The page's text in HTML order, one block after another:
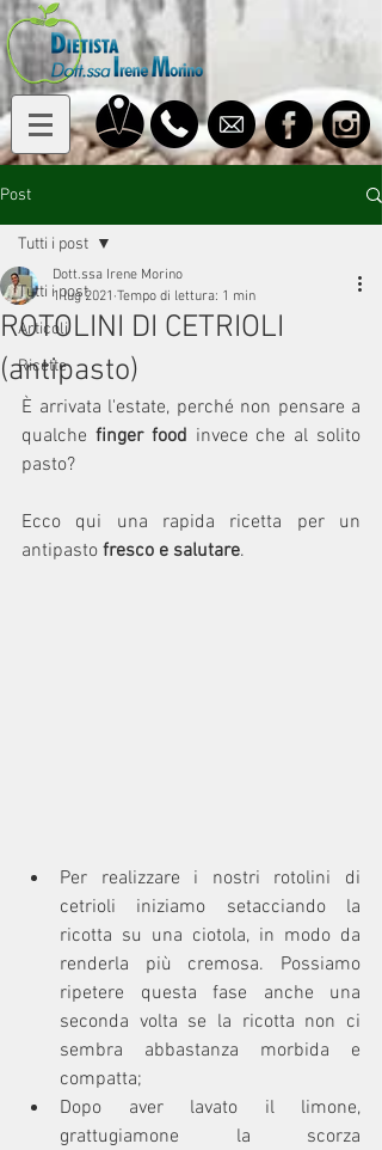
Post
Tutti i post
Articoli
Ricette
Tutti i post
ROTOLINI DI CETRIOLI
(antipasto)
Dott.ssa Irene Morino
1 lug 2021 Tempo di lettura: 1 min
È arrivata l'estate, perché non pensare a
qualche finger food invece che al solito
pasto?
Ecco qui una rapida ricetta per un
antipasto fresco e salutare.
Per realizzare i nostri rotolini di
cetrioli iniziamo setacciando la
ricotta su una ciotola, in modo da
renderla più cremosa. Possiamo
ripetere questa fase anche una
seconda volta se la ricotta non ci
sembra abbastanza morbida e
compatta;
Dopo aver lavato il limone,
grattugiamone la scorza